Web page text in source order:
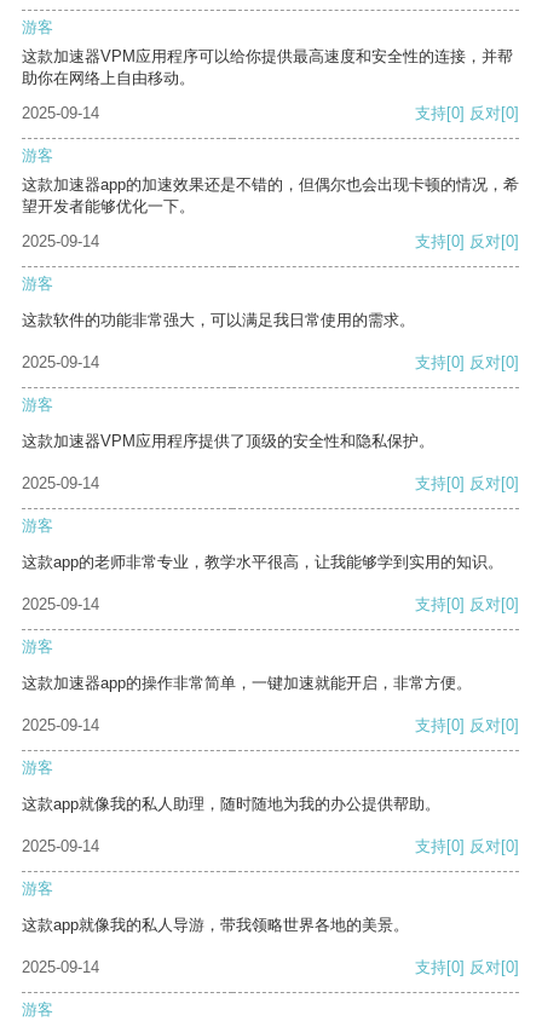
游客
这款加速器VPM应用程序可以给你提供最高速度和安全性的连接，并帮
助你在网络上自由移动。
2025-09-14
支持[0] 反对[0]
游客
这款加速器app的加速效果还是不错的，但偶尔也会出现卡顿的情况，希
望开发者能够优化一下。
2025-09-14
支持[0] 反对[0]
游客
这款软件的功能非常强大，可以满足我日常使用的需求。
2025-09-14 支持[0] 反对[0]
游客
这款加速器VPM应用程序提供了顶级的安全性和隐私保护。
2025-09-14 支持[0] 反对[0]
游客
这款app的老师非常专业，教学水平很高，让我能够学到实用的知识。
2025-09-14 支持[0] 反对[0]
游客
这款加速器app的操作非常简单，一键加速就能开启，非常方便。
2025-09-14 支持[0] 反对[0]
游客
这款app就像我的私人助理，随时随地为我的办公提供帮助。
2025-09-14 支持[0] 反对[0]
游客
这款app就像我的私人导游，带我领略世界各地的美景。
2025-09-14 支持[0] 反对[0]
游客